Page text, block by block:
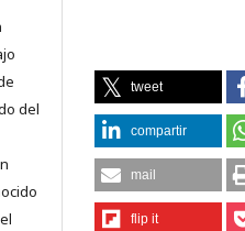
del
tweet
compartir
mail
flip it